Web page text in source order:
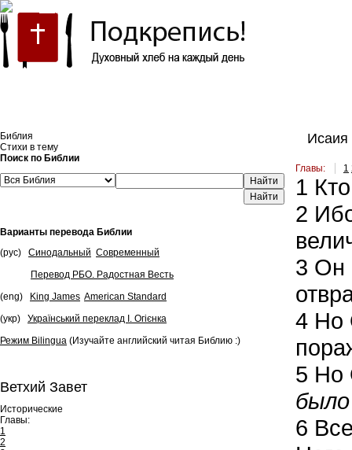
Библия
Стихи в тему
Поиск по Библии
Найти
Варианты перевода Библии
(рус)
Синодальный Современный
Перевод РБО. Радостная Весть
(eng)
King James American Standard
(укр)
Український переклад І. Огієнка
Режим Bilingua (Изучайте английский читая Библию :)
Ветхий Завет
Исторические
Главы:
1
2
Исаия
Главы: 1
1
2
3 Он
4 Но
5 Но
было
6